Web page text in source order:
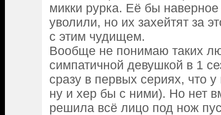
микки рурка. Её бы
уволили, но их захейтят за
с этим чудищем.
Вообще не понимаю таких
симпатичной девушкой в 1
сразу в первых сериях, что
ну и хер бы с ними). Но нет
решила всё лицо под нож